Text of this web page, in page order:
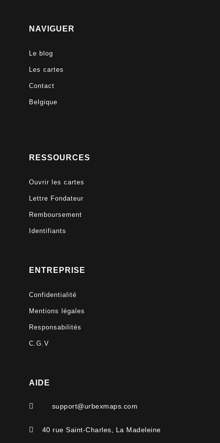
NAVIGUER
Le blog
Les cartes
Contact
Belgique
RESSOURCES
Ouvrir les cartes
Lettre Fondateur
Remboursement
Identifiants
ENTREPRISE
Confidentialité
Mentions légales
Responsabilités
C.G.V
AIDE
 support@urbexmaps.com
 40 rue Saint-Charles, La Madeleine